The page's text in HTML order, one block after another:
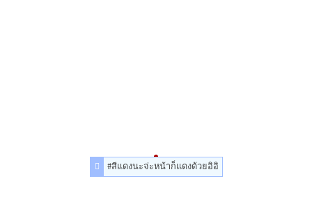
#สีแดงนะจ่ะหน้าก็แดงด้วยอิอิ